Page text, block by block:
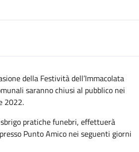
della Festività dell’Immacolata
saranno chiusi al pubblico nei
2022.
pratiche funebri, effettuerà
Punto Amico nei seguenti giorni